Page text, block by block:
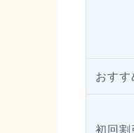
おすす
初回割